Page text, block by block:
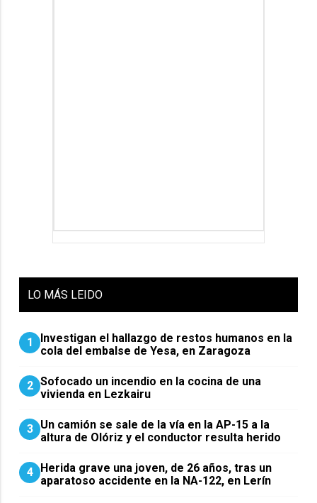
LO MÁS LEIDO
1
Investigan el hallazgo de restos humanos en la
cola del embalse de Yesa, en Zaragoza
2 Sofocado un incendio en la cocina de una
vivienda en Lezkairu
3 Un camión se sale de la vía en la AP-15 a la
altura de Olóriz y el conductor resulta herido
4 Herida grave una joven, de 26 años, tras un
aparatoso accidente en la NA-122, en Lerín